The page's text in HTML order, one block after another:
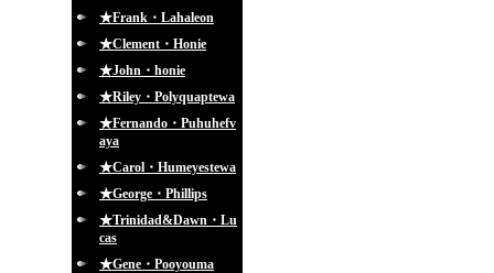
★Frank・Lahaleon
★Clement・Honie
★John・honie
★Riley・Polyquaptewa
★Fernando・Puhuhefv
aya
★Carol・Humeyestewa
★George・Phillips
★Trinidad&Dawn・Lu
cas
★Gene・Pooyouma